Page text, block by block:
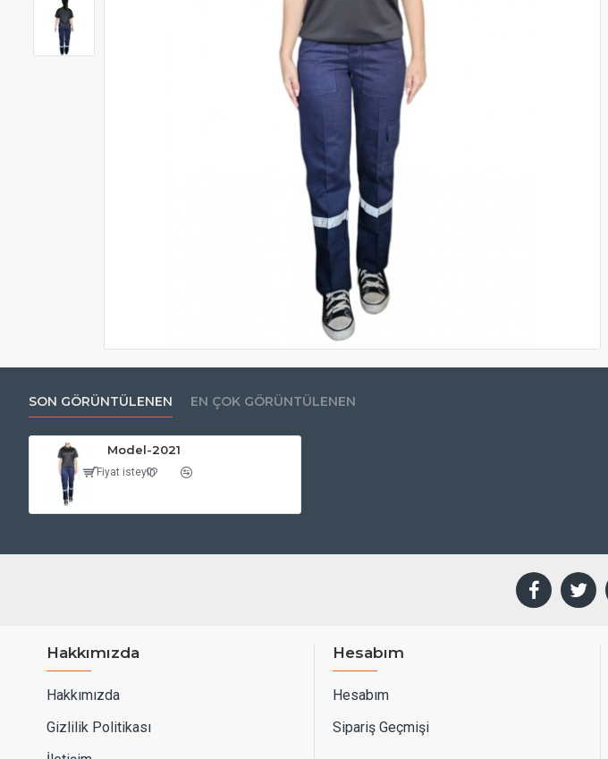
SON GÖRÜNTÜLENEN EN ÇOK GÖRÜNTÜLENEN
Model-2021
Fiyat isteyin
Hakkımızda
Hakkımızda
Gizlilik Politikası
Hesabım
Hesabım
Sipariş Geçmişi